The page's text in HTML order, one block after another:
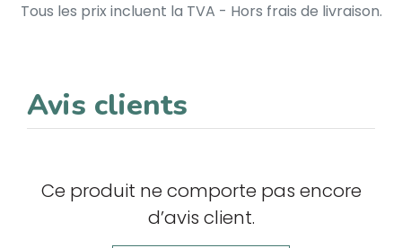
Tous les prix incluent la TVA - Hors frais de livraison.
Avis clients
Ce produit ne comporte pas encore
d’avis client.